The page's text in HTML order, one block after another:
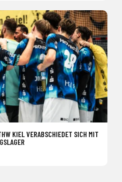
KIEL VERABSCHIEDET SICH MIT